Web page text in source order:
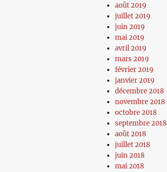
août 2019
juillet 2019
juin 2019
mai 2019
avril 2019
mars 2019
février 2019
janvier 2019
décembre 2018
novembre 2018
octobre 2018
septembre 2018
août 2018
juillet 2018
juin 2018
mai 2018